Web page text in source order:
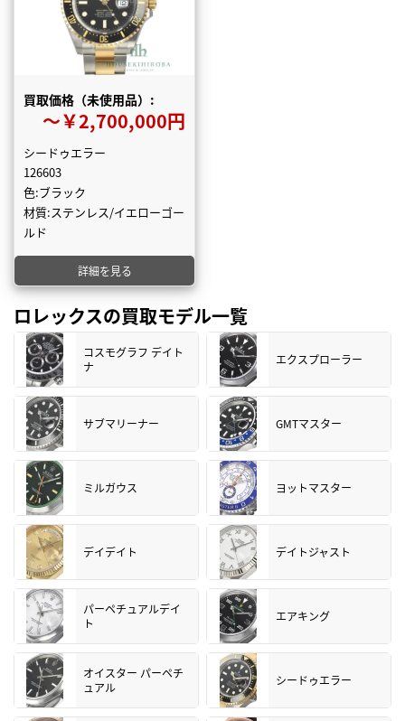
買取価格（未使用品）:
〜￥2,700,000円
シードゥエラー
126603
色:ブラック
材質:ステンレス/イエローゴー
ルド
詳細を見る
ロレックスの買取モデル一覧
コスモグラフ デイト
ナ
エクスプローラー
サブマリーナー GMTマスター
ミルガウス ヨットマスター
デイデイト デイトジャスト
パーペチュアルデイ
ト
エアキング
オイスター パーペチ
ュアル
シードゥエラー